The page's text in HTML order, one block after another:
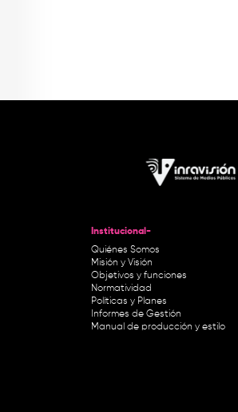
Institucional-
Quiénes Somos
Misión y Visión
Objetivos y funciones
Normatividad
Políticas y Planes
Informes de Gestión
Manual de producción y estilo